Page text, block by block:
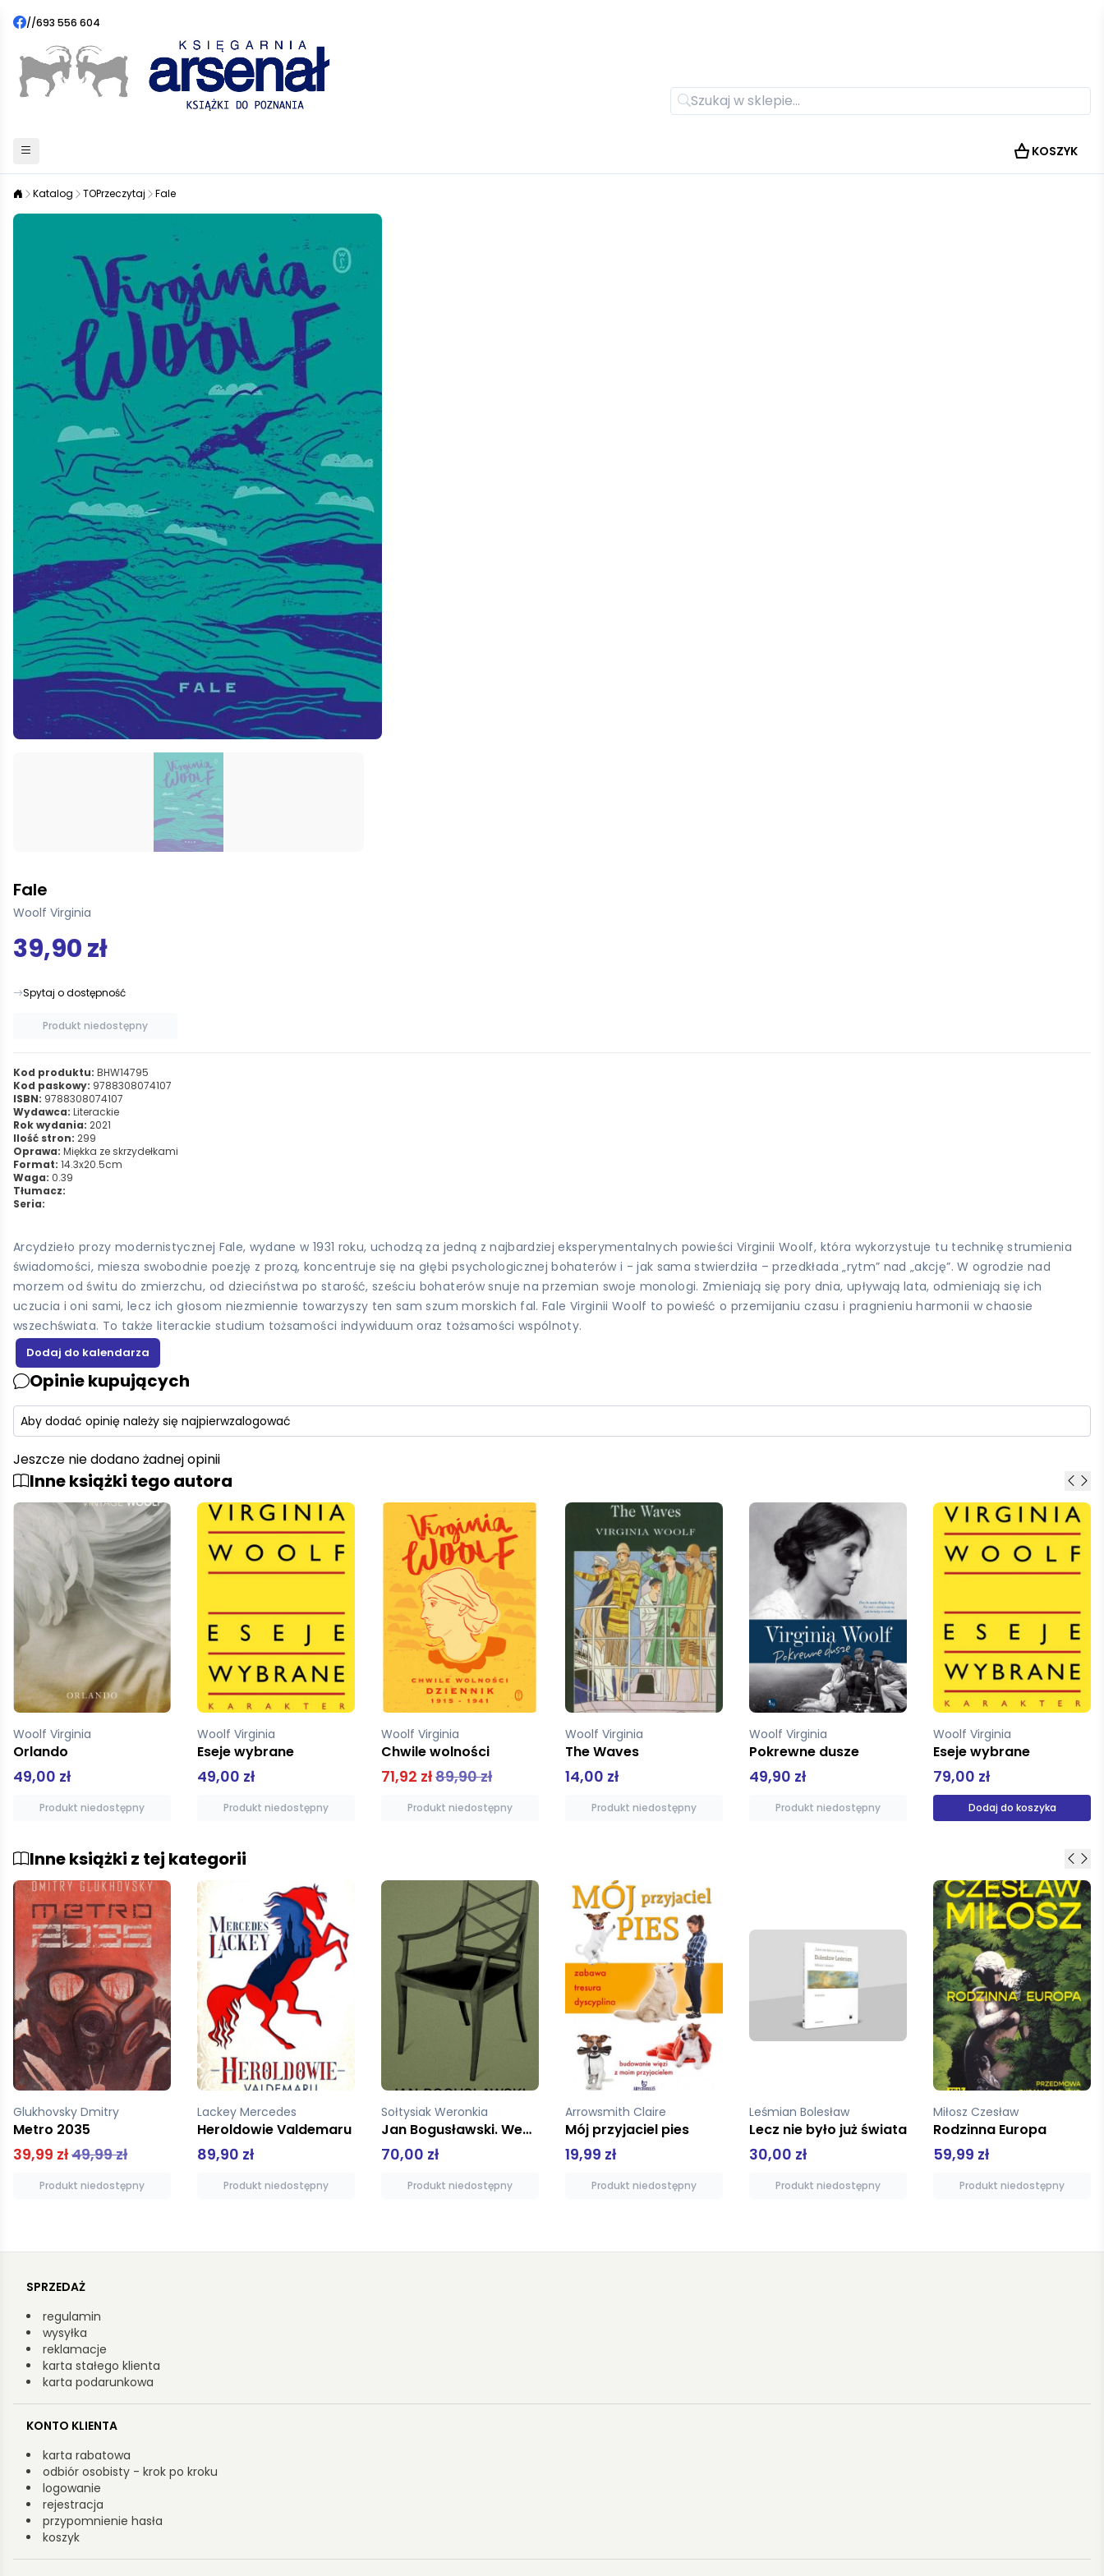
//693 556 604
KOSZYK
Katalog TOPrzeczytaj Fale
Fale
Woolf Virginia
39,90 zł
Spytaj o dostępność
Produkt niedostępny
Kod produktu: BHW14795
Kod paskowy: 9788308074107
ISBN: 9788308074107
Wydawca: Literackie
Rok wydania: 2021
Ilość stron: 299
Oprawa: Miękka ze skrzydełkami
Format: 14.3x20.5cm
Waga: 0.39
Tłumacz:
Seria:
Arcydzieło prozy modernistycznej Fale, wydane w 1931 roku, uchodzą za jedną z najbardziej eksperymentalnych powieści Virginii Woolf, która wykorzystuje tu technikę strumienia
świadomości, miesza swobodnie poezję z prozą, koncentruje się na głębi psychologicznej bohaterów i - jak sama stwierdziła – przedkłada „rytm” nad „akcję”. W ogrodzie nad
morzem od świtu do zmierzchu, od dzieciństwa po starość, sześciu bohaterów snuje na przemian swoje monologi. Zmieniają się pory dnia, upływają lata, odmieniają się ich
uczucia i oni sami, lecz ich głosom niezmiennie towarzyszy ten sam szum morskich fal. Fale Virginii Woolf to powieść o przemijaniu czasu i pragnieniu harmonii w chaosie
wszechświata. To także literackie studium tożsamości indywiduum oraz tożsamości wspólnoty.
Opinie kupujących
Aby dodać opinię należy się najpierwzalogować
Jeszcze nie dodano żadnej opinii
Inne książki tego autora
Woolf Virginia
Orlando
49,00 zł
Produkt niedostępny
Woolf Virginia
Eseje wybrane
49,00 zł
Produkt niedostępny
Woolf Virginia
Chwile wolności
71,92 zł89,90 zł
Produkt niedostępny
Woolf Virginia
The Waves
14,00 zł
Produkt niedostępny
Woolf Virginia
Pokrewne dusze
49,90 zł
Produkt niedostępny
Woolf Virginia
Eseje wybrane
79,00 zł
Dodaj do koszyka
Inne książki z tej kategorii
Glukhovsky Dmitry
Metro 2035
39,99 zł49,99 zł
Produkt niedostępny
Lackey Mercedes
Heroldowie Valdemaru
89,90 zł
Produkt niedostępny
Sołtysiak Weronkia
Jan Bogusławski. Według reguł sztuki i własnego...
70,00 zł
Produkt niedostępny
Arrowsmith Claire
Mój przyjaciel pies
19,99 zł
Produkt niedostępny
Leśmian Bolesław
Lecz nie było już świata
30,00 zł
Produkt niedostępny
Miłosz Czesław
Rodzinna Europa
59,99 zł
Produkt niedostępny
SPRZEDAŻ
regulamin
wysyłka
reklamacje
karta stałego klienta
karta podarunkowa
KONTO KLIENTA
karta rabatowa
odbiór osobisty - krok po kroku
logowanie
rejestracja
przypomnienie hasła
koszyk